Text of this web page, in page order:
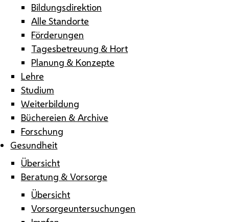
Bildungsdirektion
Alle Standorte
Förderungen
Tagesbetreuung & Hort
Planung & Konzepte
Lehre
Studium
Weiterbildung
Büchereien & Archive
Forschung
Gesundheit
Übersicht
Beratung & Vorsorge
Übersicht
Vorsorgeuntersuchungen